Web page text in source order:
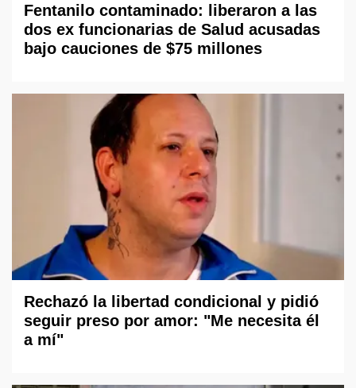
Fentanilo contaminado: liberaron a las
dos ex funcionarias de Salud acusadas
bajo cauciones de $75 millones
Rechazó la libertad condicional y pidió
seguir preso por amor: "Me necesita él
a mí"